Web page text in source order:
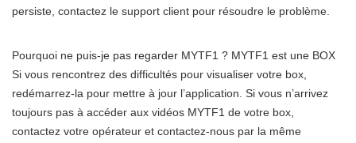
persiste, contactez le support client pour résoudre le problème.
Pourquoi ne puis-je pas regarder MYTF1 ? MYTF1 est une BOX
Si vous rencontrez des difficultés pour visualiser votre box,
redémarrez-la pour mettre à jour l’application. Si vous n’arrivez
toujours pas à accéder aux vidéos MYTF1 de votre box,
contactez votre opérateur et contactez-nous par la même